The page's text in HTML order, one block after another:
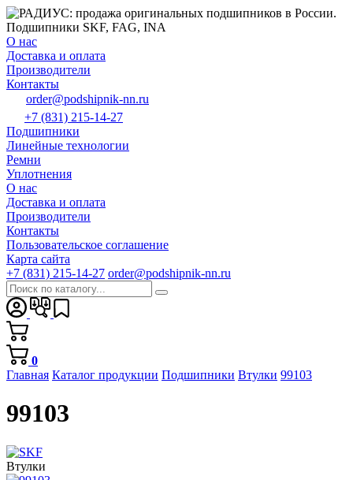
О нас
Доставка и оплата
Производители
Контакты
order@podshipnik-nn.ru
+7 (831) 215-14-27
Подшипники
Линейные технологии
Ремни
Уплотнения
О нас
Доставка и оплата
Производители
Контакты
Пользовательское соглашение
Карта сайта
+7 (831) 215-14-27 order@podshipnik-nn.ru
0
Главная Каталог продукции Подшипники Втулки 99103
99103
Втулки